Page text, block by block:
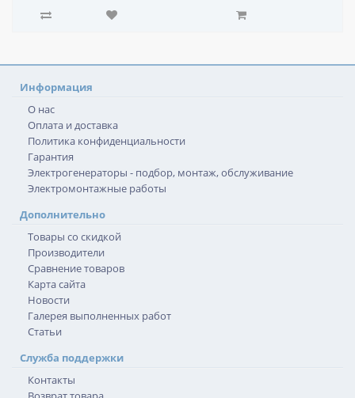
Информация
О нас
Оплата и доставка
Политика конфиденциальности
Гарантия
Электрогенераторы - подбор, монтаж, обслуживание
Электромонтажные работы
Дополнительно
Товары со скидкой
Производители
Сравнение товаров
Карта сайта
Новости
Галерея выполненных работ
Статьи
Служба поддержки
Контакты